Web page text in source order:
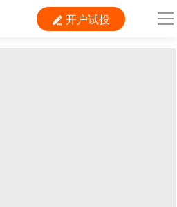
 开户试投
导